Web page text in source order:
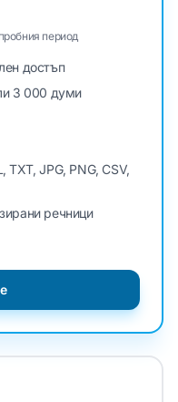
период
достъп
3 000 думи
TXT, JPG, PNG, CSV,
речници